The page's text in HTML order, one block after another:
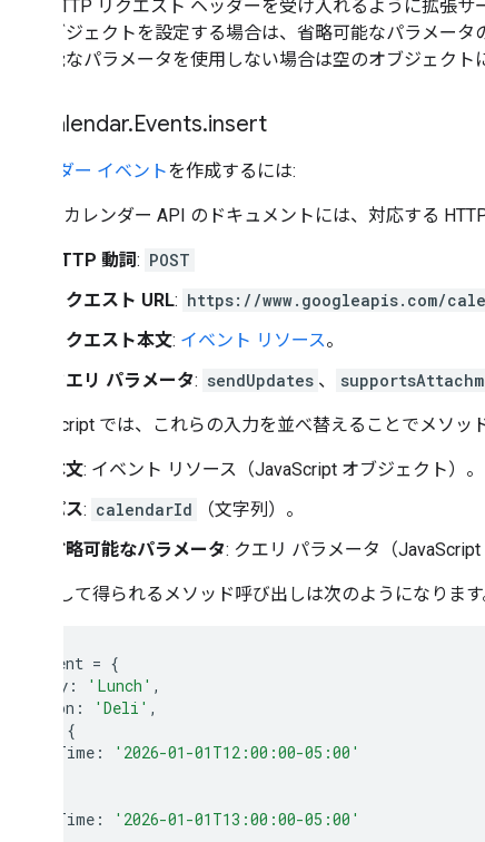
HTTP リクエスト ヘッダーを受け入れるように拡張
ブジェクトを設定する場合は、省略可能なパラメー
能なパラメータを使用しない場合は空のオブジェクト
例: Calendar.Events.insert
カレンダー イベントを作成するには:
Google カレンダー API のドキュメントには、対応する
HTTP 動詞: POST
リクエスト URL: https://www.googleapis.com/
リクエスト本文: イベント リソース。
クエリ パラメータ: sendUpdates 、
Apps Script では、これらの入力を並べ替えることでメソッ
本文: イベント リソース（JavaScript オブジェクト）。
パス: calendarId
（文字列）。
省略可能なパラメータ: クエリ パラメータ（JavaScript
結果として得られるメソッド呼び出しは次のようになります
event = {
summary : 'Lunch' ,
location : 'Deli' ,
{
dateTime :
'2026-01-01T12:00:00-05:00'
dateTime :
'2026-01-01T13:00:00-05:00'